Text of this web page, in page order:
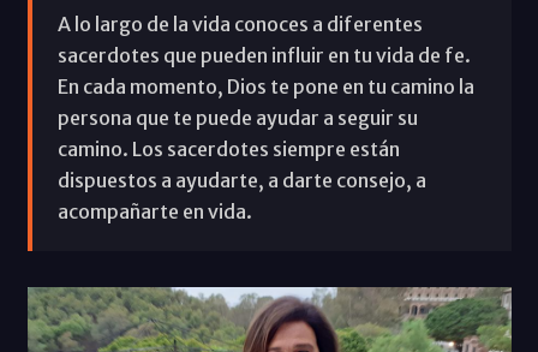
A lo largo de la vida conoces a diferentes
sacerdotes que pueden influir en tu vida de fe.
En cada momento, Dios te pone en tu camino la
persona que te puede ayudar a seguir su
camino. Los sacerdotes siempre están
dispuestos a ayudarte, a darte consejo, a
acompañarte en vida.